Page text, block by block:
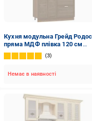
Кухня модульна Грейд Родос
пряма МДФ плівка 120 см
коричневий/коричневий
3
Немає в наявності